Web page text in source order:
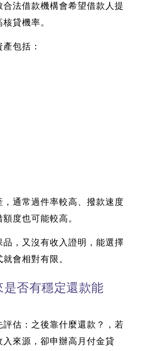
法借款機構會希望借款人提
貸機率。
包括：
通常過件率較高、撥款速度
度也可能較高。
，又沒有收入證明，能選擇
會相對有限。
否有穩定還款能
估：之後靠什麼還款？，若
入來源，卻申辦高月付金貸